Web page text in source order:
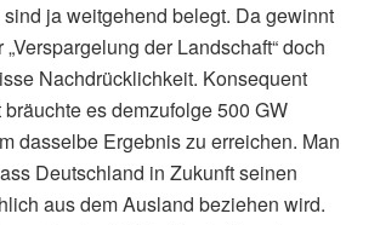
ja weitgehend belegt. Da gewinnt
der Landschaft“ doch
Nachdrücklichkeit. Konsequent
es demzufolge 500 GW
dasselbe Ergebnis zu erreichen. Man
Deutschland in Zukunft seinen
aus dem Ausland beziehen wird.